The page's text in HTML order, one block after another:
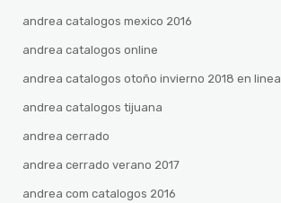
andrea catalogos mexico 2016
andrea catalogos online
andrea catalogos otoño invierno 2018 en linea
andrea catalogos tijuana
andrea cerrado
andrea cerrado verano 2017
andrea com catalogos 2016